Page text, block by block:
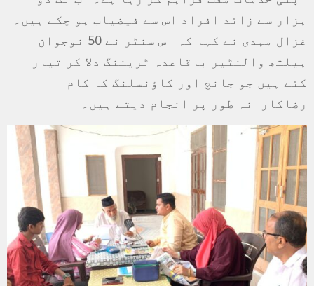
ہزار سے زائد افراد اس سے فیضیاب ہو چکے ہیں۔
غزال مہدی نے کہا کہ اس سنٹر نے 50 نوجوان
ہیلتھ والنٹیر باقاعدہ ٹریننگ دلا کر تیار
کئے ہیں جو جانچ اور کاؤنسلنگ کا کام
رضاکارانہ طور پر انجام دیتے ہیں۔